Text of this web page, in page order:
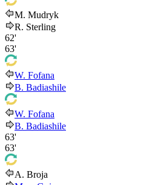
M. Mudryk
R. Sterling
62'
63'
W. Fofana
B. Badiashile
W. Fofana
B. Badiashile
63'
63'
A. Broja